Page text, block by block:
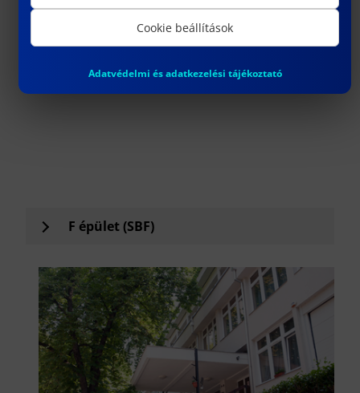
Megközelíthetőség tömegközlekedéssel:
Királysor/Géza utcai buszmegálló: 16, 17, 30, 31
F épület (SBF)
Cookie beállítások
Adatvédelmi és adatkezelési tájékoztató